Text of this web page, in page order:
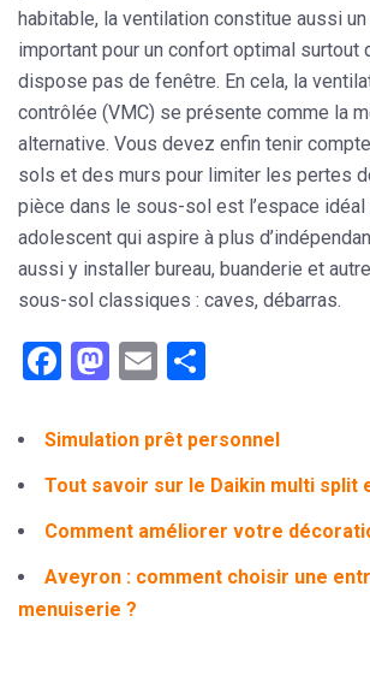
habitable, la ventilation constitue aussi
important pour un confort optimal surtout
dispose pas de fenêtre. En cela, la
contrôlée (VMC) se présente comme la
alternative. Vous devez enfin tenir
sols et des murs pour limiter les pertes
pièce dans le sous-sol est l’espace idéal
adolescent qui aspire à plus
aussi y installer bureau, buanderie et
sous-sol classiques : caves, débarras.
Facebook
Mastodon
Email
Simulation prêt personnel
Tout savoir sur le Daikin multi split
Comment améliorer votre
Aveyron : comment choisir une
menuiserie ?